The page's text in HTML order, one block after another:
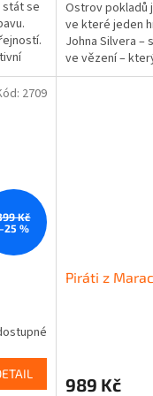
se
Ostrov pokladů
ve které jeden
Johna Silvera –
ve vězení –
nastřádaný lup,
Kč
%
2709
Piráti z
989 Kč